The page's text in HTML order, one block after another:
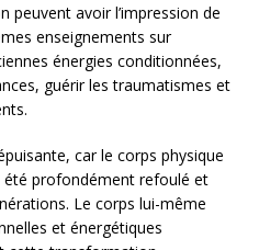
peuvent avoir l’impression de
enseignements sur
énergies conditionnées,
guérir les traumatismes et
car le corps physique
profondément refoulé et
Le corps lui-même
et énergétiques